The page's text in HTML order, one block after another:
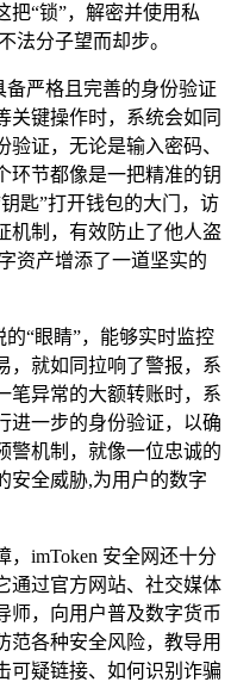
把“锁”，解密并使用私
法分子望而却步。
备严格且完善的身份验证
关键操作时，系统会如同
证，无论是输入密码、
环节都像是一把精准的钥
匙”打开钱包的大门，访
机制，有效防止了他人盗
资产增添了一道坚实的
“眼睛”，能够实时监控
，就如同拉响了警报，系
笔异常的大额转账时，系
进一步的身份验证，以确
警机制，就像一位忠诚的
安全威胁,为用户的数字
，imToken 安全网还十分
通过官方网站、社交媒体
师，向用户普及数字货币
范各种安全风险，教导用
可疑链接、如何识别诈骗